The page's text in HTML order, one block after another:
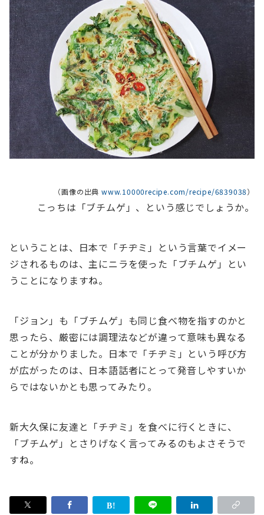
（画像の出典 www.10000recipe.com/recipe/6839038）
こっちは「ブチムゲ」、という感じでしょうか。
ということは、日本で「チヂミ」という言葉でイメー
ジされるものは、主にニラを使った「ブチムゲ」とい
うことになりますね。
「ジョン」も「ブチムゲ」も同じ食べ物を指すのかと
思ったら、厳密には調理法などが違って意味も異なる
ことが分かりました。日本で「チヂミ」という呼び方
が広がったのは、日本語話者にとって発音しやすいか
らではないかとも思ってみたり。
新大久保に友達と「チヂミ」を食べに行くときに、
「ブチムゲ」とさりげなく言ってみるのもよさそうで
すね。